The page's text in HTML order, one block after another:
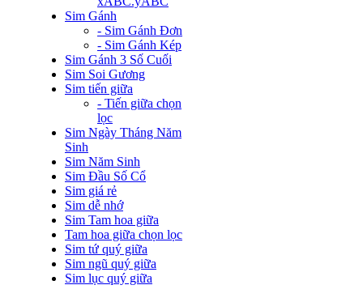
Sim Gánh
- Sim Gánh Đơn
- Sim Gánh Kép
Sim Gánh 3 Số Cuối
Sim Soi Gương
Sim tiến giữa
- Tiến giữa chọn
lọc
Sim Ngày Tháng Năm
Sinh
Sim Năm Sinh
Sim Đầu Số Cổ
Sim giá rẻ
Sim dễ nhớ
Sim Tam hoa giữa
Tam hoa giữa chọn lọc
Sim tứ quý giữa
Sim ngũ quý giữa
Sim lục quý giữa